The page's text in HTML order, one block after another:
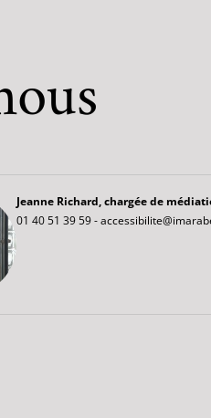
Jeanne Richard, chargée de
01 40 51 39 59 -